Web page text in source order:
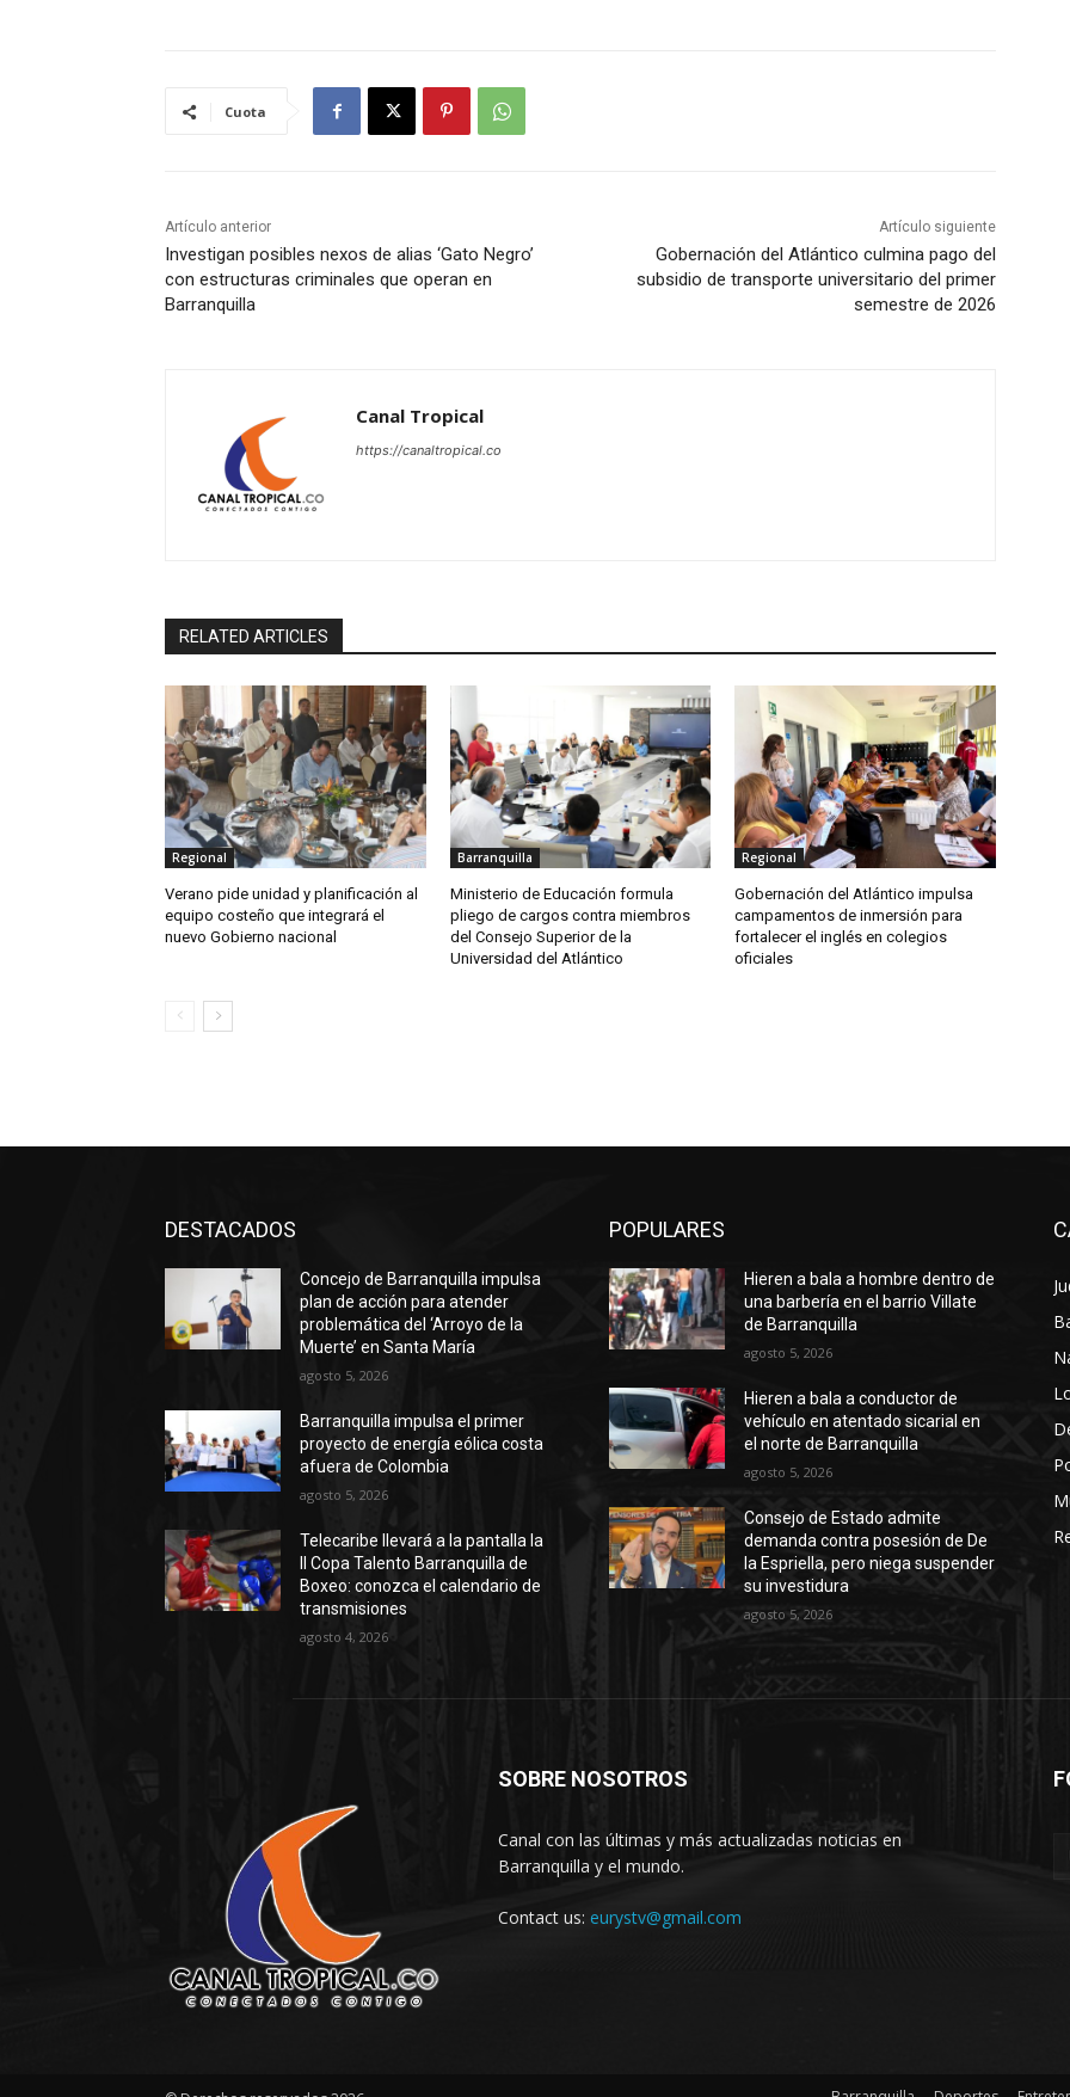
Cuota
Artículo anterior
Investigan posibles nexos de alias ‘Gato Negro’
con estructuras criminales que operan en
Barranquilla
Artículo siguiente
Gobernación del Atlántico culmina pago del
subsidio de transporte universitario del primer
semestre de 2026
Canal Tropical
https://canaltropical.co
RELATED ARTICLES
Regional
Verano pide unidad y planificación al
equipo costeño que integrará el
nuevo Gobierno nacional
Barranquilla
Ministerio de Educación formula
pliego de cargos contra miembros
del Consejo Superior de la
Universidad del Atlántico
Regional
Gobernación del Atlántico impulsa
campamentos de inmersión para
fortalecer el inglés en colegios
oficiales
DESTACADOS
Concejo de Barranquilla impulsa
plan de acción para atender
problemática del ‘Arroyo de la
Muerte’ en Santa María
agosto 5, 2026
Barranquilla impulsa el primer
proyecto de energía eólica costa
afuera de Colombia
agosto 5, 2026
Telecaribe llevará a la pantalla la
II Copa Talento Barranquilla de
Boxeo: conozca el calendario de
transmisiones
agosto 4, 2026
POPULARES
Hieren a bala a hombre dentro de
una barbería en el barrio Villate
de Barranquilla
agosto 5, 2026
Hieren a bala a conductor de
vehículo en atentado sicarial en
el norte de Barranquilla
agosto 5, 2026
Consejo de Estado admite
demanda contra posesión de De
la Espriella, pero niega suspender
su investidura
agosto 5, 2026
SOBRE NOSOTROS
Canal con las últimas y más actualizadas noticias en
Barranquilla y el mundo.
Contact us: eurystv@gmail.com